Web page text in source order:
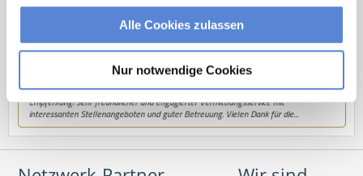
Alle Cookies zulassen
Nur notwendige Cookies